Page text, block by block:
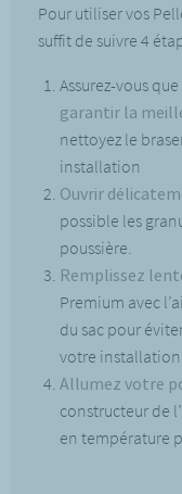
Pour utiliser vos
suffit de suivre 4
Assurez-vous
garantir la
nettoyez le
installation
Ouvrir
possible les
poussière.
Remplissez
Premium avec
du sac pour
votre installation.
Allumez votre
constructeur de
en température